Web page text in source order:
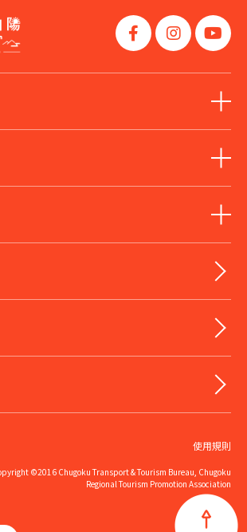
使用規則
©2016 Chugoku Transport & Tourism Bureau, Chugoku
Regional Tourism Promotion Association